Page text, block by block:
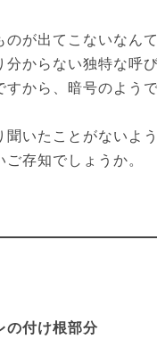
が出てこないなん
からない独特な呼
から、暗号のよう
いたことがないよ
存知でしょうか。